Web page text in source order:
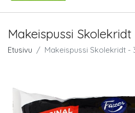
Makeispussi
Etusivu Makeispussi Skolekridt -